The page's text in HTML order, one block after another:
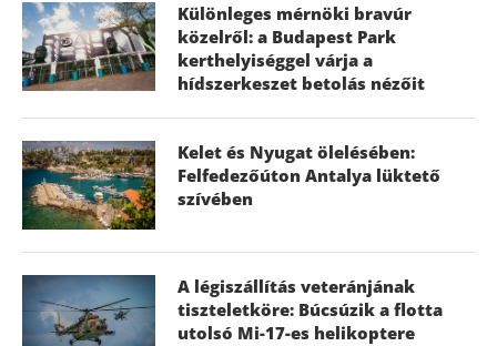
Különleges mérnöki bravúr
közelről: a Budapest Park
kerthelyiséggel várja a
hídszerkeszet betolás nézőit
Kelet és Nyugat ölelésében:
Felfedezőúton Antalya lüktető
szívében
A légiszállítás veteránjának
tiszteletköre: Búcsúzik a flotta
utolsó Mi-17-es helikoptere